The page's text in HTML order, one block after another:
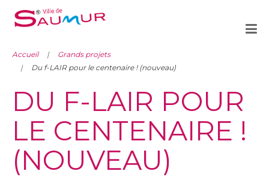
Accueil
Grands projets
Du f-LAIR pour le centenaire ! (nouveau)
DU F-LAIR POUR
LE CENTENAIRE !
(NOUVEAU)